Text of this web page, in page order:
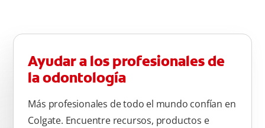
Ayudar a los profesionales de
la odontología
Más profesionales de todo el mundo confían en
Colgate. Encuentre recursos, productos e